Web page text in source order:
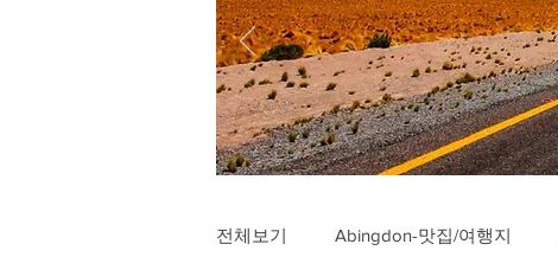
전체보기 Abingdon-맛집/여행지